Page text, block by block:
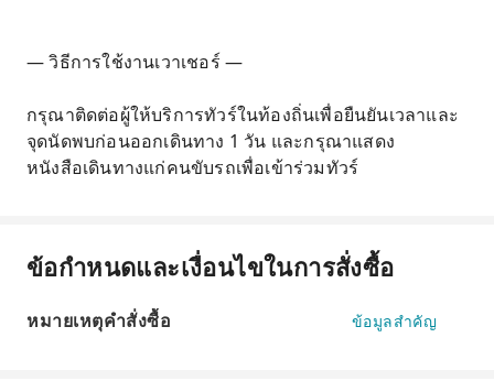
— วิธีการใช้งานเวาเชอร์ —
กรุณาติดต่อผู้ให้บริการทัวร์ในท้องถิ่นเพื่อยืนยันเวลาและ
จุดนัดพบก่อนออกเดินทาง 1 วัน และกรุณาแสดง
หนังสือเดินทางแก่คนขับรถเพื่อเข้าร่วมทัวร์
ข้อกำหนดและเงื่อนไขในการสั่งซื้อ
หมายเหตุคำสั่งซื้อ ข้อมูลสำคัญ